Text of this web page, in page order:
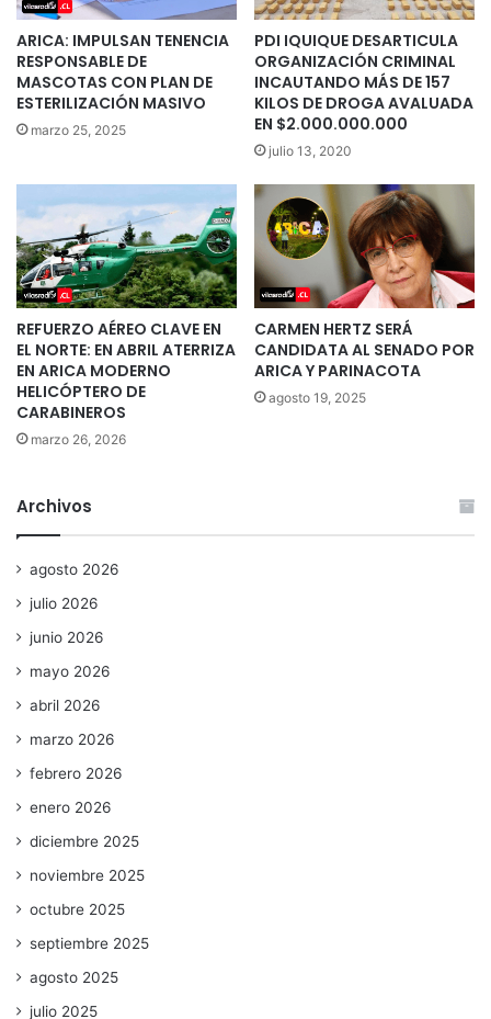
ARICA: IMPULSAN TENENCIA
RESPONSABLE DE
MASCOTAS CON PLAN DE
ESTERILIZACIÓN MASIVO
marzo 25, 2025
PDI IQUIQUE DESARTICULA
ORGANIZACIÓN CRIMINAL
INCAUTANDO MÁS DE 157
KILOS DE DROGA AVALUADA
EN $2.000.000.000
julio 13, 2020
REFUERZO AÉREO CLAVE EN
EL NORTE: EN ABRIL ATERRIZA
EN ARICA MODERNO
HELICÓPTERO DE
CARABINEROS
marzo 26, 2026
CARMEN HERTZ SERÁ
CANDIDATA AL SENADO POR
ARICA Y PARINACOTA
agosto 19, 2025
Archivos
agosto 2026
julio 2026
junio 2026
mayo 2026
abril 2026
marzo 2026
febrero 2026
enero 2026
diciembre 2025
noviembre 2025
octubre 2025
septiembre 2025
agosto 2025
julio 2025